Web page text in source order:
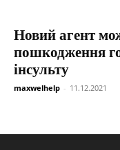
Новий агент
пошкодження
інсульту
maxwelhelp - 11.12.2021